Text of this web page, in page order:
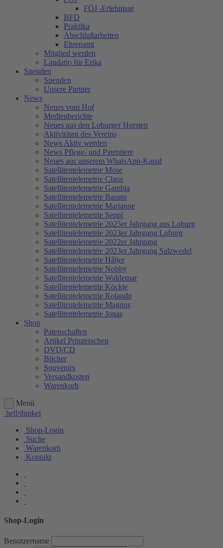
FÖJ -Erlebnisse
BFD
Praktika
Abschlußarbeiten
Ehrenamt
Mitglied werden
Laudatio für Erika
Spenden
Spenden
Unsere Partner
News
Neues vom Hof
Medienberichte
Neues aus den Loburger Horsten
Aktivitäten des Vereins
News Aktiv werden
News Pflege- und Patentiere
Neues aus unserem WhatsApp-Kanal
Satellitentelemetrie Mose
Satellitentelemetrie Claus
Satellitentelemetrie Gambia
Satellitentelemetrie Basuto
Satellitentelemetrie Marianne
Satellitentelemetrie Seppl
Satellitentelemetrie 2025er Jahrgang aus Loburg
Satellitentelemetrie 2023er Jahrgang Loburg
Satellitentelemetrie 2022er Jahrgang
Satellitentelemetrie 2023er Jahrgang Salzwedel
Satellitentelemetrie Håljer
Satellitentelemetrie Nobby
Satellitentelemetrie Waldemar
Satellitentelemetrie Köckte
Satellitentelemetrie Rolando
Satellitentelemetrie Magnus
Satellitentelemetrie Jonas
Shop
Patenschaften
Artikel Prinzesschen
DVD/CD
Bücher
Souvenirs
Versandkosten
Warenkorb
Menü
hell/dunkel
Shop-Login
Suche
Warenkorb
Kontakt
Shop-Login
Benutzername